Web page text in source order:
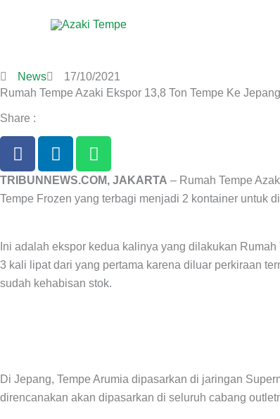
News
17/10/2021
Rumah Tempe Azaki Ekspor 13,8 Ton Tempe Ke
Share :
F
a
c
e
o
k
-
L
i
n
k
i
n
-
W
h
a
t
p
p
TRIBUNNEWS.COM, JAKARTA – Rumah Tempe
Tempe Frozen yang terbagi menjadi 2 kontainer untuk
Ini adalah ekspor kedua kalinya yang dilakukan
3 kali lipat dari yang pertama karena diluar perkiraan
sudah kehabisan stok.
Di Jepang, Tempe Arumia dipasarkan di jaringan
direncanakan akan dipasarkan di seluruh cabang